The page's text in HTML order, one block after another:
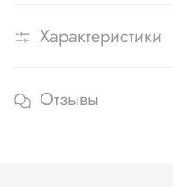
Характеристики
Отзывы